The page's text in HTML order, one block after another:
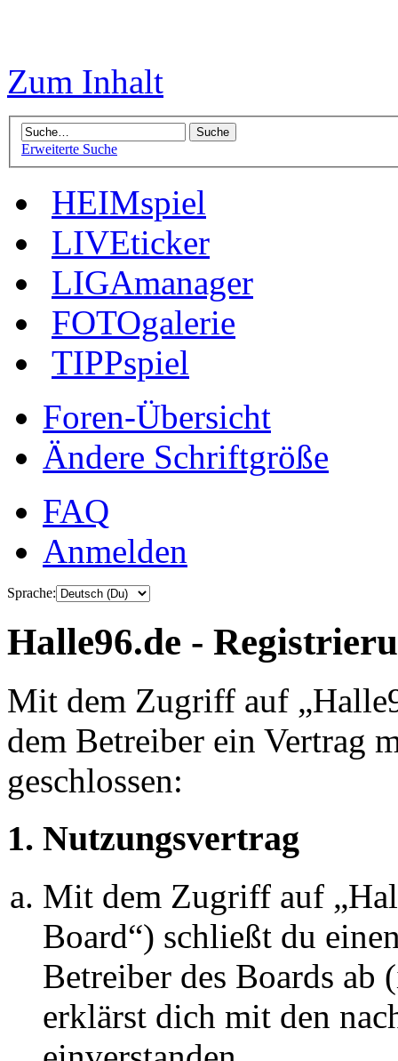
Zum Inhalt
Erweiterte Suche
HEIMspiel
LIVEticker
LIGAmanager
FOTOgalerie
TIPPspiel
Foren-Übersicht
Ändere Schriftgröße
FAQ
Anmelden
Sprache:
Halle96.de -
Mit dem Zugriff auf
dem Betreiber ein Vertrag
geschlossen:
1. Nutzungsvertrag
Mit dem Zugriff auf
Board“) schließt du
Betreiber des Boards ab
erklärst dich mit den